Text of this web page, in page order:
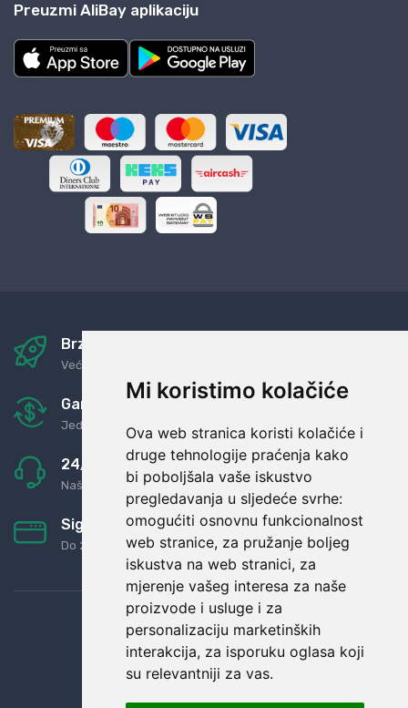
Mi koristimo kolačiće
Ova web stranica koristi kolačiće i
druge tehnologije praćenja kako
bi poboljšala vaše iskustvo
pregledavanja u sljedeće svrhe:
omogućiti osnovnu funkcionalnost
web stranice, za pružanje boljeg
iskustva na web stranici, za
mjerenje vašeg interesa za naše
proizvode i usluge i za
personalizaciju marketinških
interakcija, za isporuku oglasa koji
su relevantniji za vas.
Preuzmi AliBay aplikaciju
Brza i sigurna dostava
Već za nekoliko dana kod vas
Garancija u povrat novaca
Jednostavno pravilo: Roba za novac
24/7 odlična podrška
Naši agenti uvijek na raspolaganju
Sigurno obročno plaćanje
Do 24 rata bez kamata